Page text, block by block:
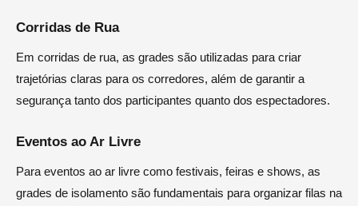
Corridas de Rua
Em corridas de rua, as grades são utilizadas para criar
trajetórias claras para os corredores, além de garantir a
segurança tanto dos participantes quanto dos espectadores.
Eventos ao Ar Livre
Para eventos ao ar livre como festivais, feiras e shows, as
grades de isolamento são fundamentais para organizar filas na